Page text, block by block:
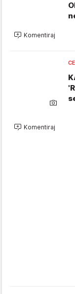
Komentiraj
Komentiraj